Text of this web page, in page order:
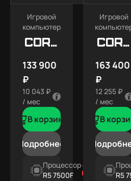
Игровой
компьютер
Core
X5
133 900
₽
10 043 ₽
/ мес
В корзину
Подробнее
Процессор
R5 7500F
Игровой
Core
X7
163 400
₽
12 255 ₽
/ мес
В
R5